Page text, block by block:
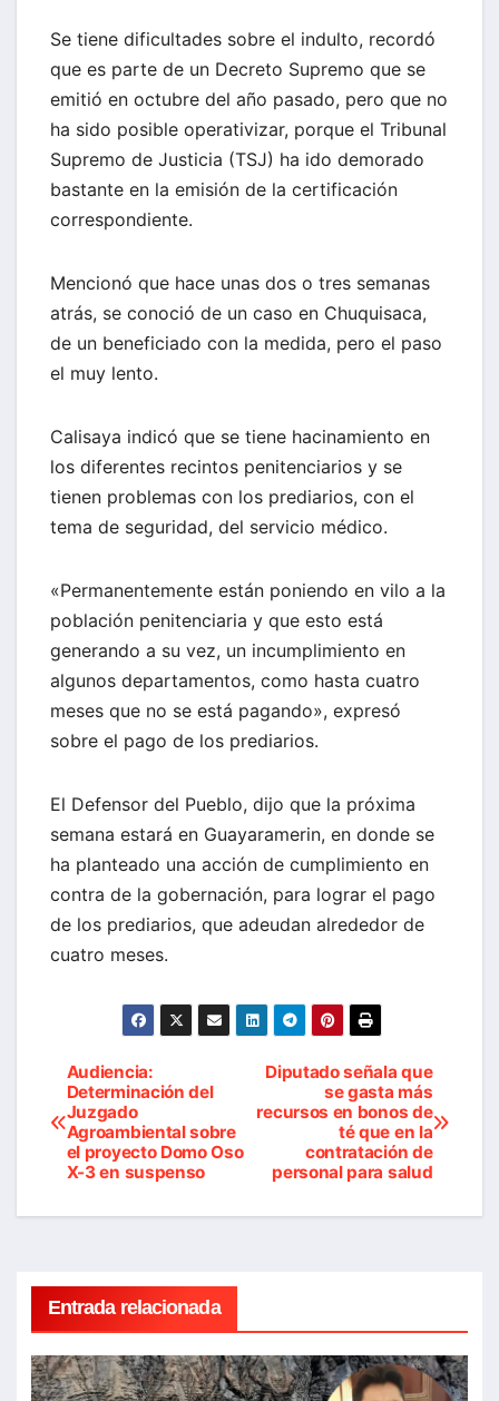
Se tiene dificultades sobre el indulto, recordó
que es parte de un Decreto Supremo que se
emitió en octubre del año pasado, pero que no
ha sido posible operativizar, porque el Tribunal
Supremo de Justicia (TSJ) ha ido demorado
bastante en la emisión de la certificación
correspondiente.
Mencionó que hace unas dos o tres semanas
atrás, se conoció de un caso en Chuquisaca,
de un beneficiado con la medida, pero el paso
el muy lento.
Calisaya indicó que se tiene hacinamiento en
los diferentes recintos penitenciarios y se
tienen problemas con los prediarios, con el
tema de seguridad, del servicio médico.
«Permanentemente están poniendo en vilo a la
población penitenciaria y que esto está
generando a su vez, un incumplimiento en
algunos departamentos, como hasta cuatro
meses que no se está pagando», expresó
sobre el pago de los prediarios.
El Defensor del Pueblo, dijo que la próxima
semana estará en Guayaramerin, en donde se
ha planteado una acción de cumplimiento en
contra de la gobernación, para lograr el pago
de los prediarios, que adeudan alrededor de
cuatro meses.
Navegación
de
entradas
Diputado señala que
se gasta más
recursos en bonos de
té que en la
contratación de
personal para salud
Audiencia:
Determinación del
Juzgado
Agroambiental sobre
el proyecto Domo Oso
X-3 en suspenso
Entrada relacionada